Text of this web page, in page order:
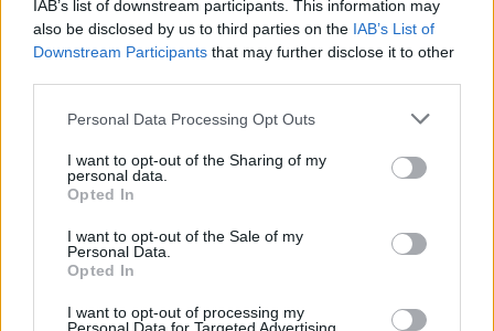
IAB’s list of downstream participants. This information may
also be disclosed by us to third parties on the IAB’s List of
Downstream Participants that may further disclose it to other
Personal Data Processing Opt Outs
I want to opt-out of the Sharing of my
personal data.
Opted In
I want to opt-out of the Sale of my
Personal Data.
Opted In
I want to opt-out of processing my
ΔΗΜΟΦΙΛΗ
Β.Σ. Καρούλιας: Τζίρος 98,7 εκατ. ευρώ και
αύξηση κερδών 57% - Τα νέα στοιχήματα σε low
& non alcohol
06/08/2026 - 11:48 ΕΠΙΧΕΙΡΗΣΕΙΣ
18η συνεχόμενη χρονιά για τον ΟΤΕ στη διεθνή
06/08/2026 - 14:40 ESG